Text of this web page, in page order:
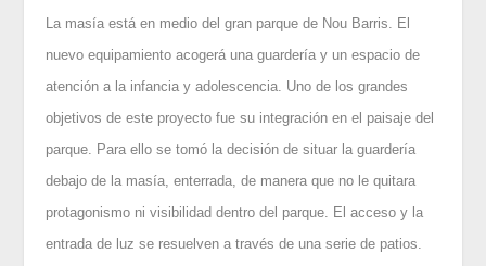
La masía está en medio del gran parque de Nou Barris. El
nuevo equipamiento acogerá una guardería y un espacio de
atención a la infancia y adolescencia. Uno de los grandes
objetivos de este proyecto fue su integración en el paisaje del
parque. Para ello se tomó la decisión de situar la guardería
debajo de la masía, enterrada, de manera que no le quitara
protagonismo ni visibilidad dentro del parque. El acceso y la
entrada de luz se resuelven a través de una serie de patios.